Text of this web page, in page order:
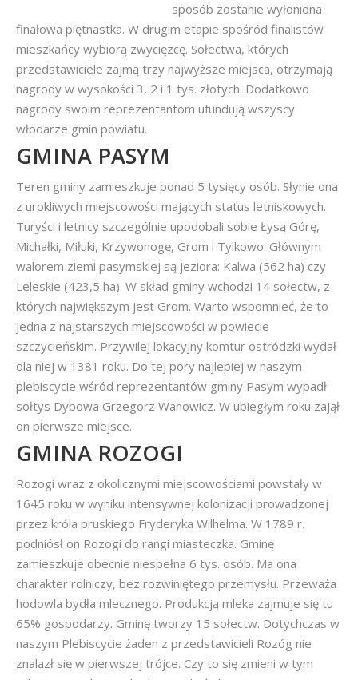
sposób zostanie wyłoniona
finałowa piętnastka. W drugim etapie spośród finalistów
mieszkańcy wybiorą zwycięzcę. Sołectwa, których
przedstawiciele zajmą trzy najwyższe miejsca, otrzymają
nagrody w wysokości 3, 2 i 1 tys. złotych. Dodatkowo
nagrody swoim reprezentantom ufundują wszyscy
włodarze gmin powiatu.
GMINA PASYM
Teren gminy zamieszkuje ponad 5 tysięcy osób. Słynie ona
z urokliwych miejscowości mających status letniskowych.
Turyści i letnicy szczególnie upodobali sobie Łysą Górę,
Michałki, Miłuki, Krzywonogę, Grom i Tylkowo. Głównym
walorem ziemi pasymskiej są jeziora: Kalwa (562 ha) czy
Leleskie (423,5 ha). W skład gminy wchodzi 14 sołectw, z
których największym jest Grom. Warto wspomnieć, że to
jedna z najstarszych miejscowości w powiecie
szczycieńskim. Przywilej lokacyjny komtur ostródzki wydał
dla niej w 1381 roku. Do tej pory najlepiej w naszym
plebiscycie wśród reprezentantów gminy Pasym wypadł
sołtys Dybowa Grzegorz Wanowicz. W ubiegłym roku zajął
on pierwsze miejsce.
GMINA ROZOGI
Rozogi wraz z okolicznymi miejscowościami powstały w
1645 roku w wyniku intensywnej kolonizacji prowadzonej
przez króla pruskiego Fryderyka Wilhelma. W 1789 r.
podniósł on Rozogi do rangi miasteczka. Gminę
zamieszkuje obecnie niespełna 6 tys. osób. Ma ona
charakter rolniczy, bez rozwiniętego przemysłu. Przeważa
hodowla bydła mlecznego. Produkcją mleka zajmuje się tu
65% gospodarzy. Gminę tworzy 15 sołectw. Dotychczas w
naszym Plebiscycie żaden z przedstawicieli Rozóg nie
znalazł się w pierwszej trójce. Czy to się zmieni w tym